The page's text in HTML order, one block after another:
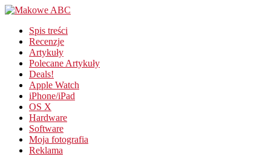
Spis treści
Recenzje
Artykuły
Polecane Artykuły
Deals!
Apple Watch
iPhone/iPad
OS X
Hardware
Software
Moja fotografia
Reklama